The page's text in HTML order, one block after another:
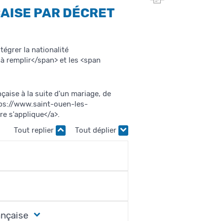
PAR DÉCRET
la nationalité
remplir</span> et les <span
à la suite d'un mariage, de
www.saint-ouen-les-
s'applique</a>.
Tout replier
Tout déplier
cette